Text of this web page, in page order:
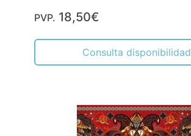
PVP. 18,50€
Consulta disponibilidad